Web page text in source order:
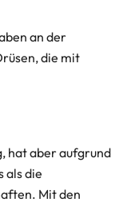
an der
die mit
hat aber aufgrund
als die
Mit den